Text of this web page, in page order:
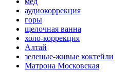
аудиокоррекция
горы
щелочная ванна
холо-коррекция
Алтай
зеленые-живые коктейли
Матрона Московская